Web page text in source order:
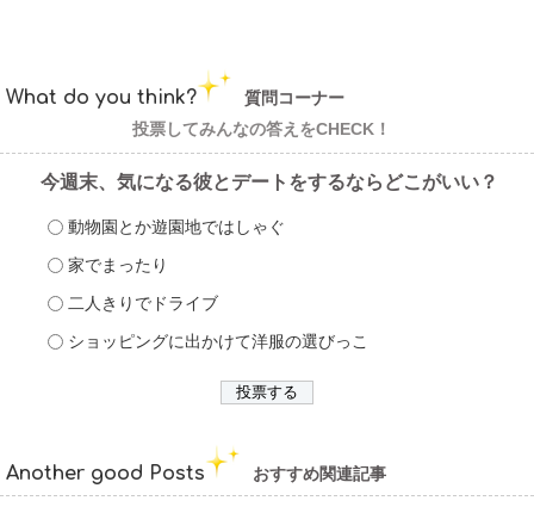
What do you think?
質問コーナー
投票してみんなの答えをCHECK！
今週末、気になる彼とデートをするならどこがいい？
動物園とか遊園地ではしゃぐ
家でまったり
二人きりでドライブ
ショッピングに出かけて洋服の選びっこ
Another good Posts おすすめ関連記事